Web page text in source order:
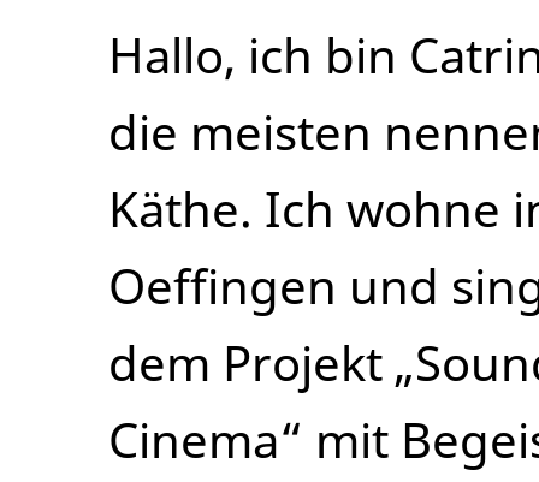
Hallo, ich bin
die meisten
Käthe. Ich wohne
Oeffingen und
dem Projekt
Cinema“ mit